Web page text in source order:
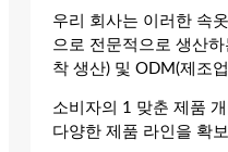
우리 회사는 이러한 속
으로 전문적으로 생산
착 생산) 및 ODM(제조
소비자의 1 맞춘 제품
다양한 제품 라인을 확